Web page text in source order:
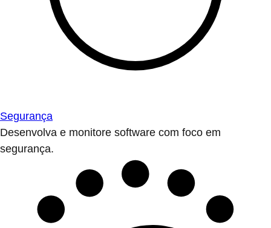
Segurança
Desenvolva e monitore software com foco em
segurança.